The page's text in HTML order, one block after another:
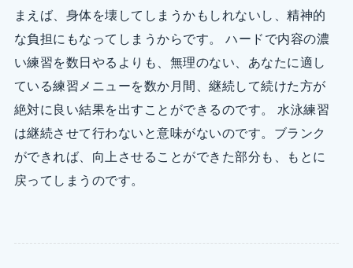
まえば、身体を壊してしまうかもしれないし、精神的
な負担にもなってしまうからです。 ハードで内容の濃
い練習を数日やるよりも、無理のない、あなたに適し
ている練習メニューを数か月間、継続して続けた方が
絶対に良い結果を出すことができるのです。 水泳練習
は継続させて行わないと意味がないのです。ブランク
ができれば、向上させることができた部分も、もとに
戻ってしまうのです。